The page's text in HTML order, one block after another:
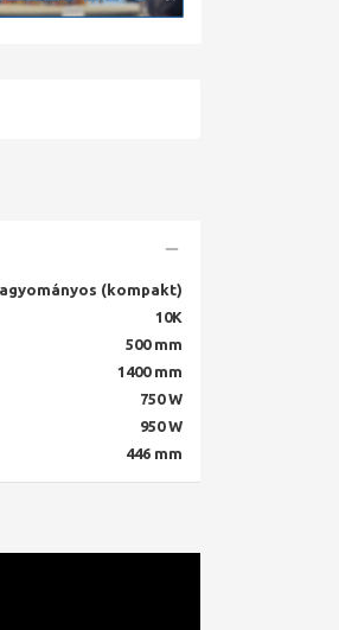
(kompakt)
10K
500 mm
1400 mm
750 W
950 W
446 mm